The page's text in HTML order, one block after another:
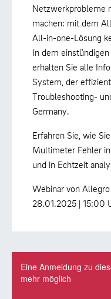
Netzwerkprobleme
machen: mit dem
All-in-one-Lösung
In dem
erhalten Sie alle
System, der
Troubleshooting-
Germany.
Erfahren Sie, wie
Multimeter Fehler
und in Echtzeit
Webinar von
28.01.2025 | 15:00
Support
Produkt-Handbuch
Training
Karriere